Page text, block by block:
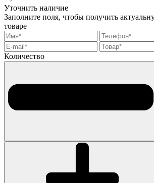
Уточнить наличие
Заполните поля, чтобы получить
товаре
Количество